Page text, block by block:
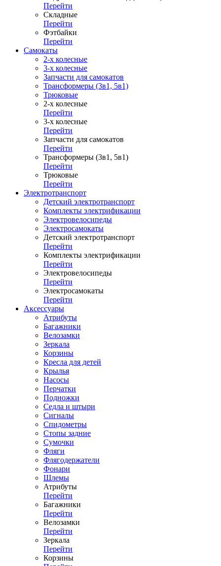
Перейти
Складные
Перейти
Фэтбайки
Перейти
Самокаты
2-х колесные
3-х колесные
Запчасти для самокатов
Трансформеры (3в1, 5в1)
Трюковые
2-х колесные
Перейти
3-х колесные
Перейти
Запчасти для самокатов
Перейти
Трансформеры (3в1, 5в1)
Перейти
Трюковые
Перейти
Электротранспорт
Детский электротранспорт
Комплекты электрификации
Электровелосипеды
Электросамокаты
Детский электротранспорт
Перейти
Комплекты электрификации
Перейти
Электровелосипеды
Перейти
Электросамокаты
Перейти
Аксессуары
Атрибуты
Багажники
Велозамки
Зеркала
Корзины
Кресла для детей
Крылья
Насосы
Перчатки
Подножки
Седла и штыри
Сигналы
Спидометры
Стопы задние
Сумочки
Фляги
Флягодержатели
Фонари
Шлемы
Атрибуты
Перейти
Багажники
Перейти
Велозамки
Перейти
Зеркала
Перейти
Корзины